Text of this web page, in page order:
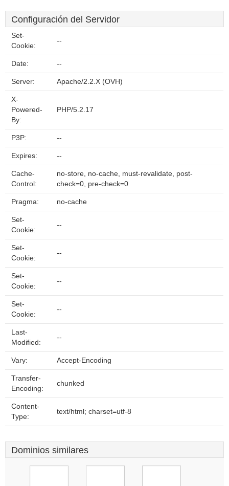
Configuración del Servidor
Set-
Cookie:
--
Date: --
Server: Apache/2.2.X (OVH)
X-
Powered-
By:
PHP/5.2.17
P3P: --
Expires: --
Cache-
Control:
no-store, no-cache, must-revalidate, post-
check=0, pre-check=0
Pragma: no-cache
Set-
Cookie:
--
Set-
Cookie:
--
Set-
Cookie:
--
Set-
Cookie:
--
Last-
Modified:
--
Vary: Accept-Encoding
Transfer-
Encoding:
chunked
Content-
Type:
text/html; charset=utf-8
Dominios similares